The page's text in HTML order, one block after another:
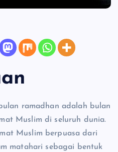
ramadhan adalah bulan
Muslim di seluruh dunia.
Muslim berpuasa dari
matahari sebagai bentuk